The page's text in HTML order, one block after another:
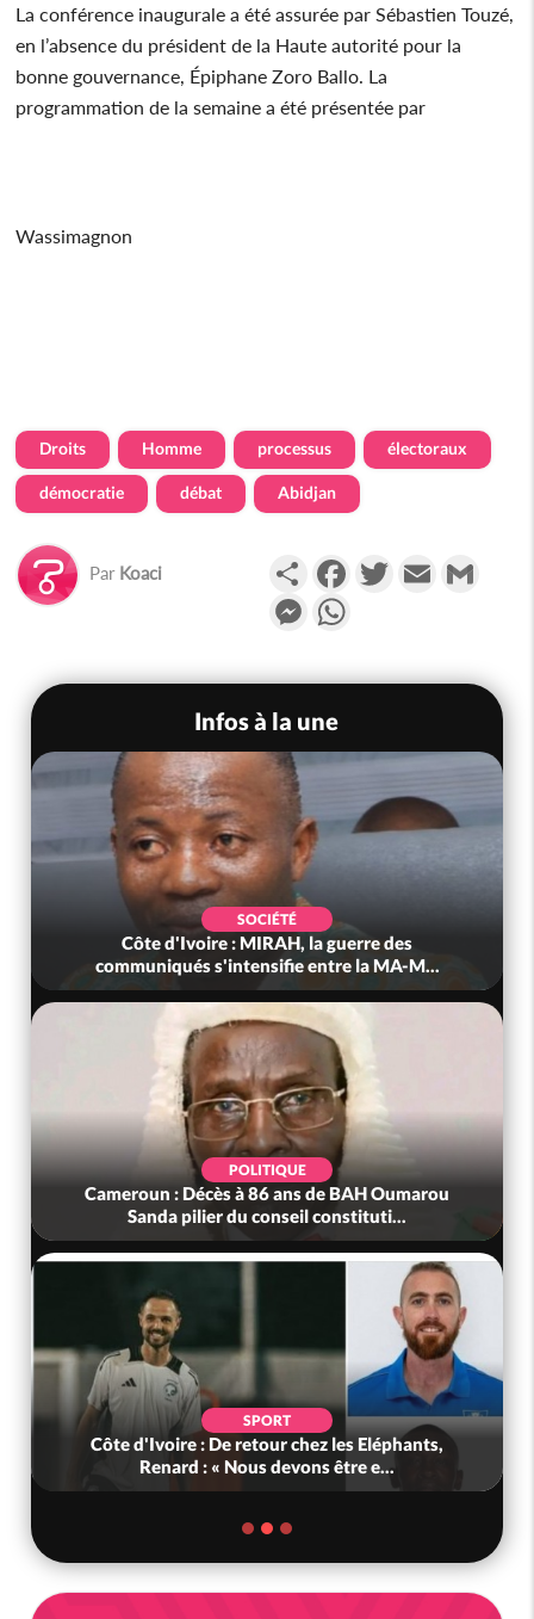
La conférence inaugurale a été assurée par Sébastien Touzé,
en l’absence du président de la Haute autorité pour la
bonne gouvernance, Épiphane Zoro Ballo. La
programmation de la semaine a été présentée par
Wassimagnon
Droits Homme processus électoraux
démocratie débat Abidjan
Par Koaci PartagerFacebookTwitterEmail
Messenger
Infos à la une
SOCIÉTÉ
Côte d'Ivoire : MIRAH, la guerre des
communiqués s'intensifie entre la MA-M...
POLITIQUE
Cameroun : Décès à 86 ans de BAH Oumarou
Sanda pilier du conseil constituti...
SPORT
Côte d'Ivoire : De retour chez les Eléphants,
Renard : « Nous devons être e...